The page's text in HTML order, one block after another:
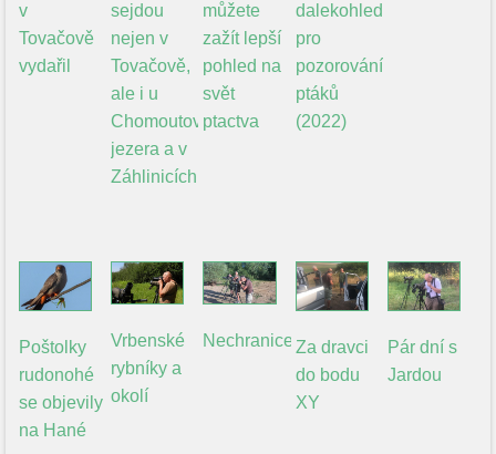
v
Tovačově
vydařil
sejdou
nejen v
Tovačově,
ale i u
Chomoutovského
jezera a v
Záhlinicích
můžete
zažít lepší
pohled na
svět
ptactva
dalekohledů
pro
pozorování
ptáků
(2022)
Poštolky
rudonohé
se objevily
na Hané
Vrbenské
rybníky a
okolí
Nechranice Za dravci
do bodu
XY
Pár dní s
Jardou